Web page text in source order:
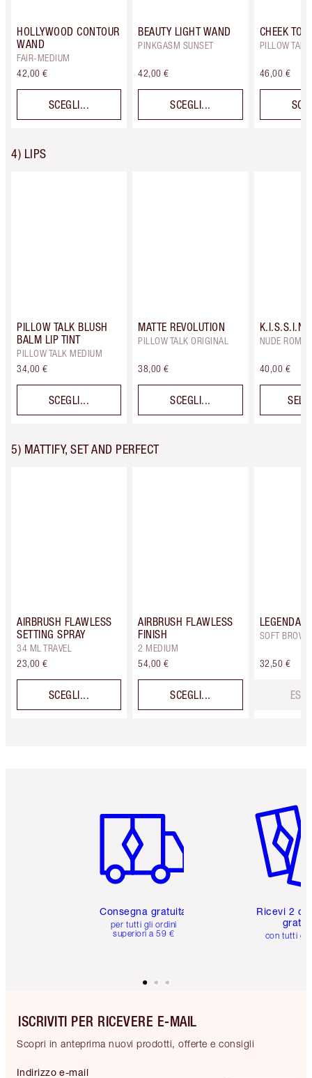
HOLLYWOOD CONTOUR
WAND
FAIR-MEDIUM
42,00 €
SCEGLI...
BEAUTY LIGHT WAND
PINKGASM SUNSET
42,00 €
SCEGLI...
CHEEK TO
PILLOW
46,00 €
4) LIPS
PILLOW TALK BLUSH
BALM LIP TINT
PILLOW TALK MEDIUM
34,00 €
SCEGLI...
MATTE REVOLUTION
PILLOW TALK ORIGINAL
38,00 €
SCEGLI...
NUDE
40,00 €
5) MATTIFY, SET AND PERFECT
AIRBRUSH FLAWLESS
SETTING SPRAY
34 ML TRAVEL
23,00 €
SCEGLI...
AIRBRUSH FLAWLESS
FINISH
2 MEDIUM
54,00 €
SCEGLI...
SOFT BROWN
32,50 €
Consegna gratuita
per tutti gli ordini
superiori a 59 €
Ricevi 2
con tutti gli
ISCRIVITI PER RICEVERE E-MAIL
Scopri in anteprima nuovi prodotti, offerte e consigli
Indirizzo e-mail